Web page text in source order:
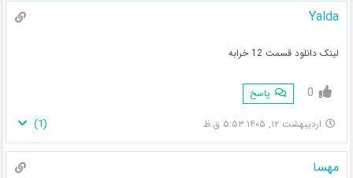
Yalda
لینک دانلود قسمت 12 خرابه
0 پاسخ
اردیبهشت ۱۲, ۱۴۰۵ ۵:۵۳ ق.ظ (
1
)
مهسا